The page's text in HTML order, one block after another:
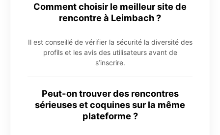
Comment choisir le meilleur site de
rencontre à Leimbach ?
Il est conseillé de vérifier la sécurité la diversité des
profils et les avis des utilisateurs avant de
s’inscrire.
Peut-on trouver des rencontres
sérieuses et coquines sur la même
plateforme ?